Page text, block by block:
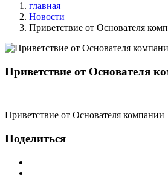
главная
Новости
Приветствие от Основателя
Приветствие от Основателя
Приветствие от Основателя компании
Поделиться